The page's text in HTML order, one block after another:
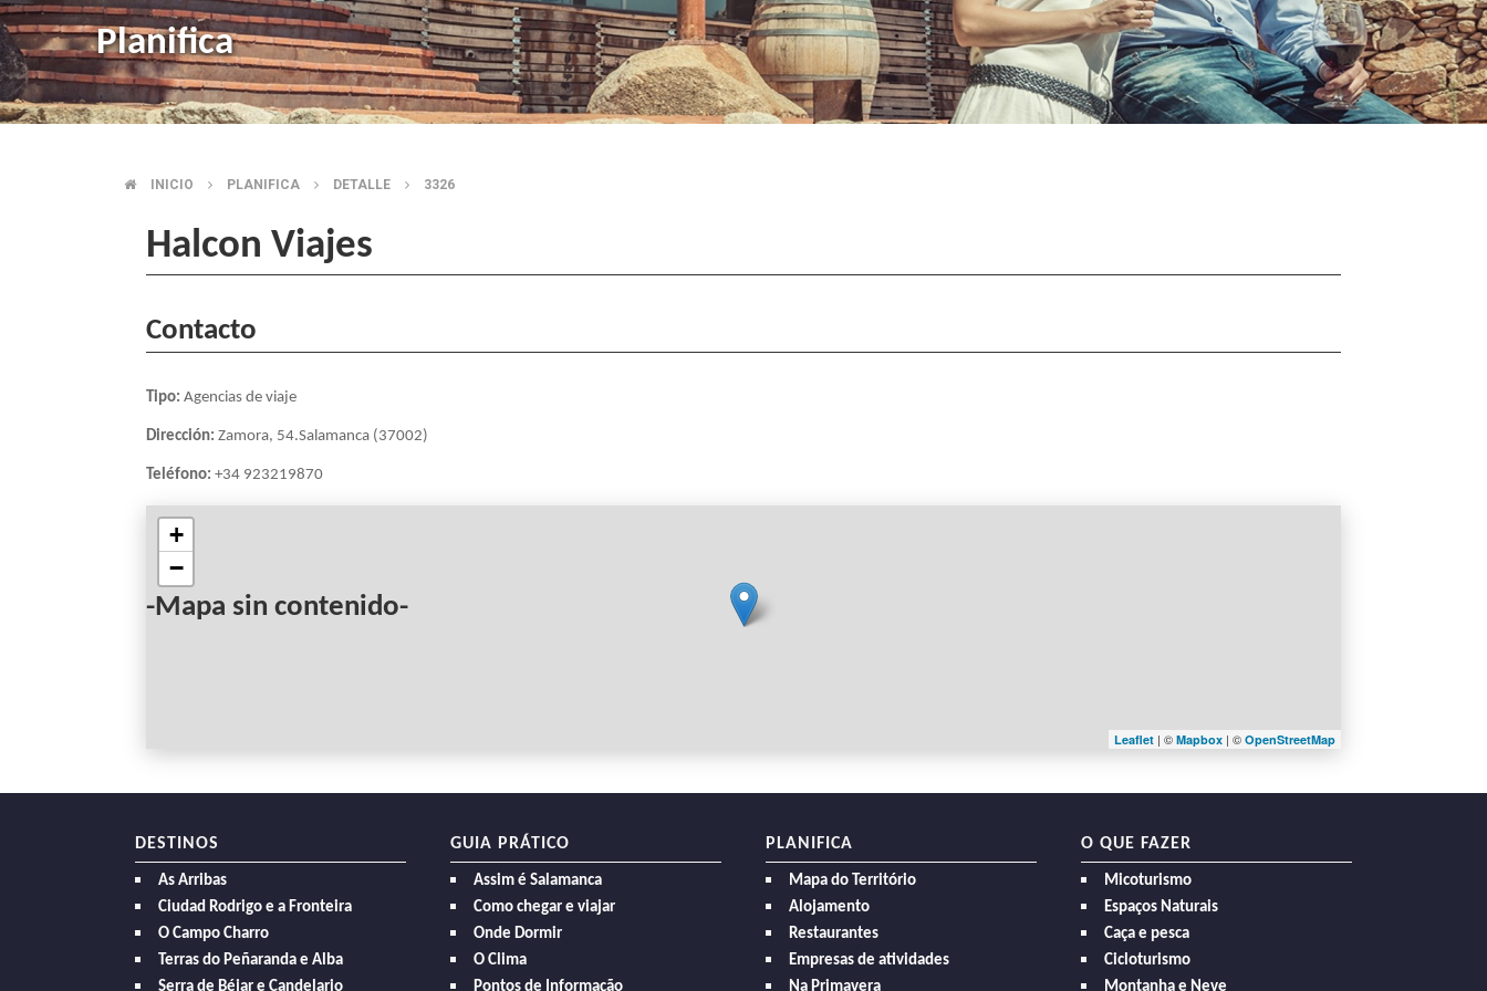
Planifica
BREADCRUMB
INICIO PLANIFICA DETALLE 3326
Halcon Viajes
Contacto
Tipo: Agencias de viaje
Dirección: Zamora, 54.Salamanca (37002)
Teléfono: +34 923219870
-Mapa sin contenido-
+
−
Leaflet | © Mapbox | © OpenStreetMap
DESTINOS
As Arribas
Ciudad Rodrigo e a Fronteira
O Campo Charro
Terras do Peñaranda e Alba
Serra de Béjar e Candelario
GUIA PRÁTICO
Assim é Salamanca
Como chegar e viajar
Onde Dormir
O Clima
Pontos de Informação
PLANIFICA
Mapa do Território
Alojamento
Restaurantes
Empresas de atividades
Na Primavera
O QUE FAZER
Micoturismo
Espaços Naturais
Caça e pesca
Cicloturismo
Montanha e Neve